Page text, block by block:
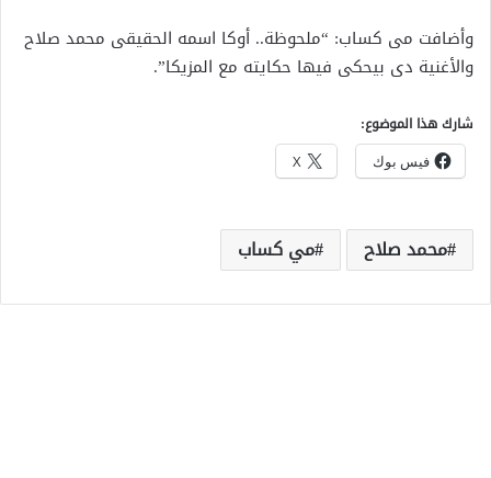
وأضافت مى كساب: “ملحوظة.. أوكا اسمه الحقيقى محمد صلاح
والأغنية دى بيحكى فيها حكايته مع المزيكا”.
شارك هذا الموضوع:
فيس بوك X
محمد صلاح مي كساب